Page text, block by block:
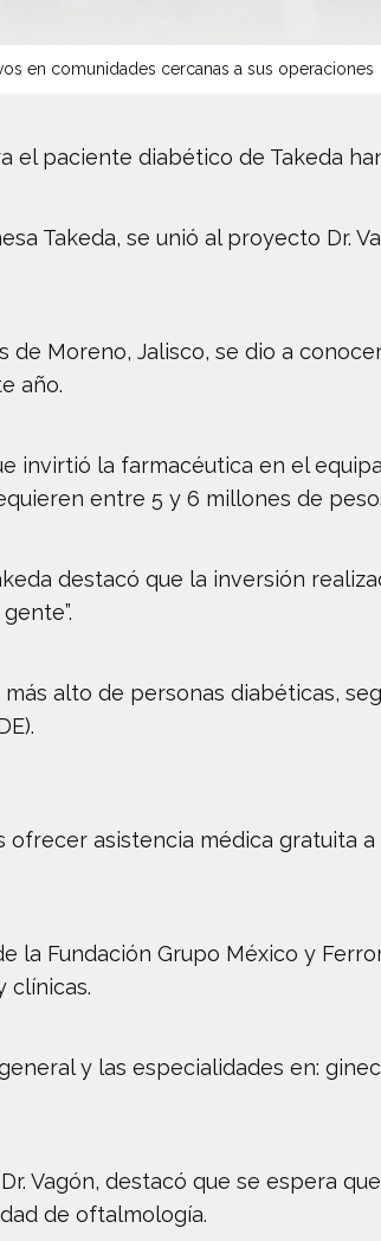
en comunidades cercanas a sus operaciones
el paciente diabético de Takeda
Takeda, se unió al proyecto Dr.
Moreno, Jalisco, se dio a
año.
invirtió la farmacéutica en el
entre 5 y 6 millones de
destacó que la inversión
alto de personas diabéticas,
ofrecer asistencia médica gratuita
la Fundación Grupo México y
clínicas.
y las especialidades en:
Vagón, destacó que se espera
de oftalmología.